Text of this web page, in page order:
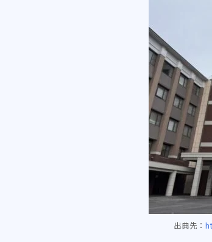
出典先：